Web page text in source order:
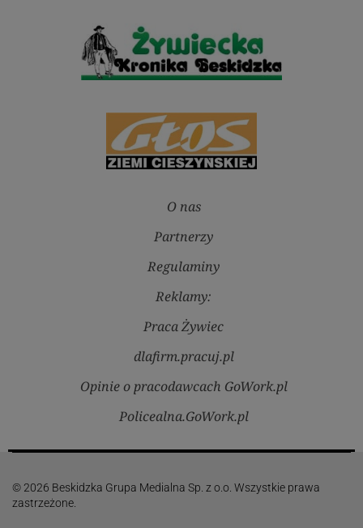
O nas
Partnerzy
Regulaminy
Reklamy:
Praca Żywiec
dlafirm.pracuj.pl
Opinie o pracodawcach GoWork.pl
Policealna.GoWork.pl
© 2026 Beskidzka Grupa Medialna Sp. z o.o. Wszystkie prawa
zastrzeżone.